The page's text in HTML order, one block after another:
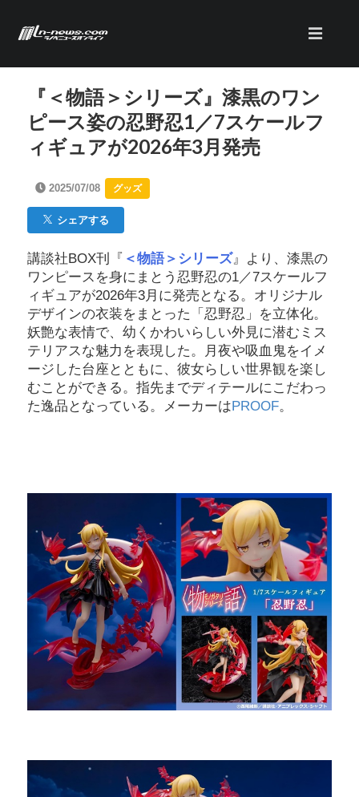
『＜物語＞シリーズ』漆黒のワン
ピース姿の忍野忍1／7スケールフ
ィギュアが2026年3月発売
2025/07/08 グッズ
シェアする
講談社BOX刊『 ＜物語＞シリーズ』より、漆黒の
ワンピースを身にまとう忍野忍の1／7スケールフ
ィギュアが2026年3月に発売となる。オリジナル
デザインの衣装をまとった「忍野忍」を立体化。
妖艶な表情で、幼くかわいらしい外見に潜むミス
テリアスな魅力を表現した。月夜や吸血鬼をイメ
ージした台座とともに、彼女らしい世界観を楽し
むことができる。指先までディテールにこだわっ
た逸品となっている。メーカーは PROOF。